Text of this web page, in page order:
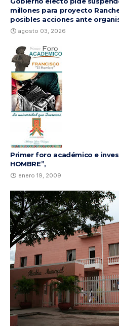
millones para proyecto
posibles acciones ante
agosto 03, 2026
Primer foro académico e
HOMBRE”,
enero 19, 2009